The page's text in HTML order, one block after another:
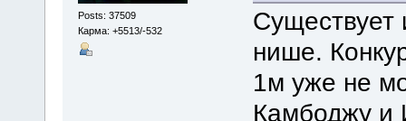
Posts: 37509
Карма: +5513/-532
Существует
нише.
1м уже не
Камбоджу и